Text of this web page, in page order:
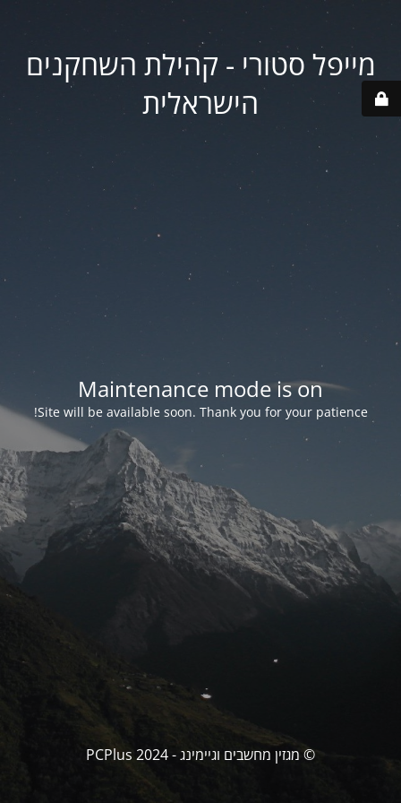
מייפל סטורי - קהילת השחקנים
הישראלית
Maintenance mode is on
Site will be available soon. Thank you for your patience!
© מגזין מחשבים וגיימינג - PCPlus 2024